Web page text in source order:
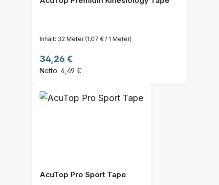
Inhalt: 32 Meter(1,07 € / 1 Meter)
Regulärer Preis:
34,26 €
Netto: 4,49 €
AcuTop Pro Sport Tape